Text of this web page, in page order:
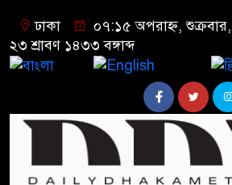
ঢাকা
০৭:১৫ অপরাহ্ন,
২৩ শ্রাবণ ১৪৩৩ বঙ্গাব্দ